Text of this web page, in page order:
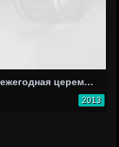
41-я ежегодная церемония вручения премии American Music Awards
2013